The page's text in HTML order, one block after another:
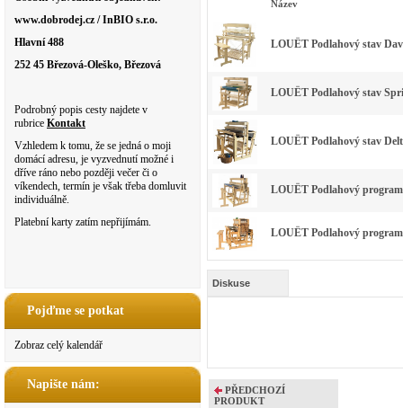
www.dobrodej.cz / InBIO s.r.o.
Hlavní 488
252 45 Březová-Oleško, Březová
Podrobný popis cesty najdete v
rubrice Kontakt
Vzhledem k tomu, že se jedná o moji
domácí adresu, je vyzvednutí možné i
dříve ráno nebo později večer či o
víkendech, termín je však třeba domluvit
individuálně.
Platební karty zatím nepřijímám.
Pojďme se potkat
Zobraz celý kalendář
Napište nám:
Název
LOUËT Podlahový stav
LOUËT Podlahový stav
LOUËT Podlahový stav
LOUËT Podlahový
LOUËT Podlahový
Diskuse
PŘEDCHOZÍ
PRODUKT